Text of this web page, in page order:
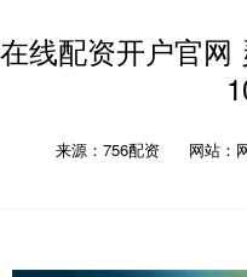
在线配资开户官网
来源：756配资 网站：